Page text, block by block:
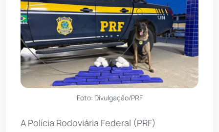
Foto: Divulgação/PRF
A Polícia Rodoviária Federal (PRF)